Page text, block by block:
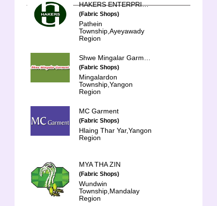
HAKERS ENTERPRISE (Myanmar) Co., Ltd.
(Fabric Shops)
Pathein
Township,Ayeyawady
Region
(Fabric Shops)
Mingalardon
Township,Yangon
Region
MC Garment
(Fabric Shops)
Hlaing Thar Yar,Yangon
Region
MYA THA ZIN
(Fabric Shops)
Wundwin
Township,Mandalay
Region